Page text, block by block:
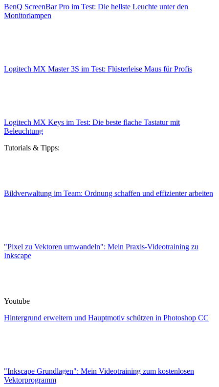
BenQ ScreenBar Pro im Test: Die hellste Leuchte unter den
Monitorlampen
Logitech MX Master 3S im Test: Flüsterleise Maus für Profis
Logitech MX Keys im Test: Die beste flache Tastatur mit
Beleuchtung
Tutorials & Tipps:
Bildverwaltung im Team: Ordnung schaffen und effizienter arbeiten
"Pixel zu Vektoren umwandeln": Mein Praxis-Videotraining zu
Inkscape
Youtube
Hintergrund erweitern und Hauptmotiv schützen in Photoshop CC
"Inkscape Grundlagen": Mein Videotraining zum kostenlosen
Vektorprogramm